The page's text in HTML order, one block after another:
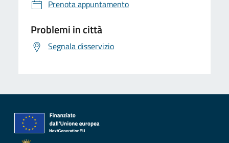
Prenota appuntamento
Problemi in città
Segnala disservizio